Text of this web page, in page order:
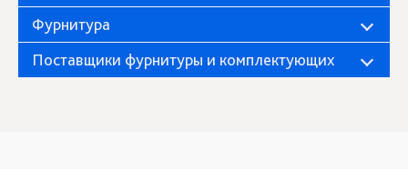
Фурнитура
Поставщики фурнитуры и комплектующих